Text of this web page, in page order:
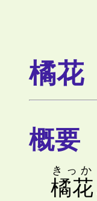
橘花
概要
橘花
きっか